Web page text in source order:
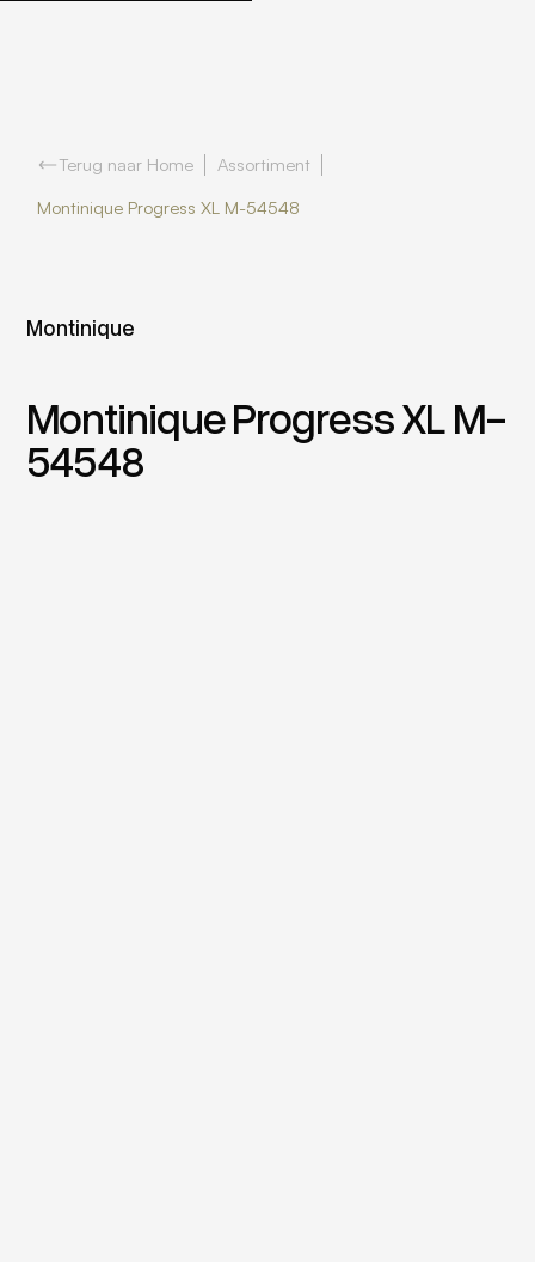
Terug naar Home
Assortiment
Montinique Progress XL M-54548
Montinique
Montinique Progress XL M-
54548